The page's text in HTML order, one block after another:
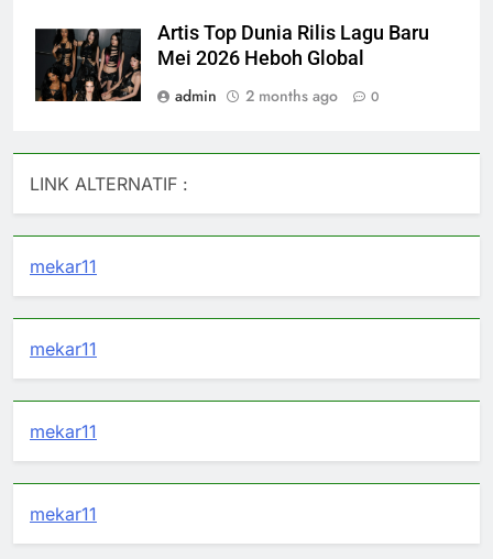
Artis Top Dunia Rilis Lagu Baru
Mei 2026 Heboh Global
admin
2 months ago 0
LINK ALTERNATIF :
mekar11
mekar11
mekar11
mekar11